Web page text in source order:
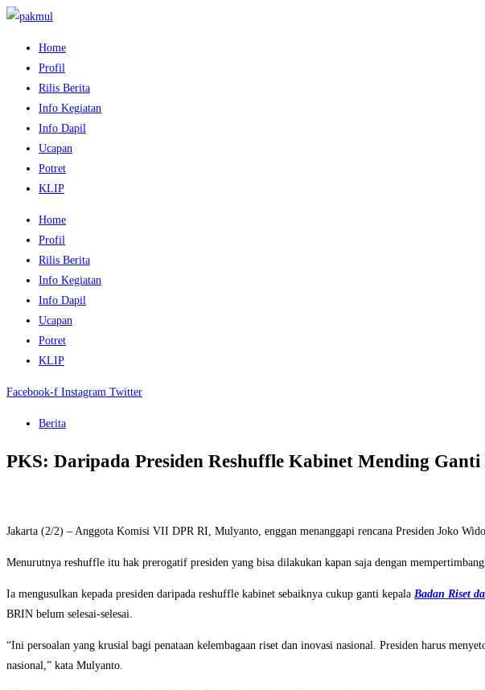
Home
Profil
Rilis Berita
Info Kegiatan
Info Dapil
Ucapan
Potret
KLIP
Home
Profil
Rilis Berita
Info Kegiatan
Info Dapil
Ucapan
Potret
KLIP
Facebook-f Instagram Twitter
Berita
PKS: Daripada Presiden Reshuffle Kabinet Mending
Jakarta (2/2) – Anggota Komisi VII DPR RI, Mulyanto, enggan menanggapi rencana Presiden Joko
Menurutnya reshuffle itu hak prerogatif presiden yang bisa dilakukan kapan saja dengan
Ia mengusulkan kepada presiden daripada reshuffle kabinet sebaiknya cukup ganti kepala Badan Riset
BRIN belum selesai-selesai.
“Ini persoalan yang krusial bagi penataan kelembagaan riset dan inovasi nasional. Presiden harus
nasional,” kata Mulyanto.